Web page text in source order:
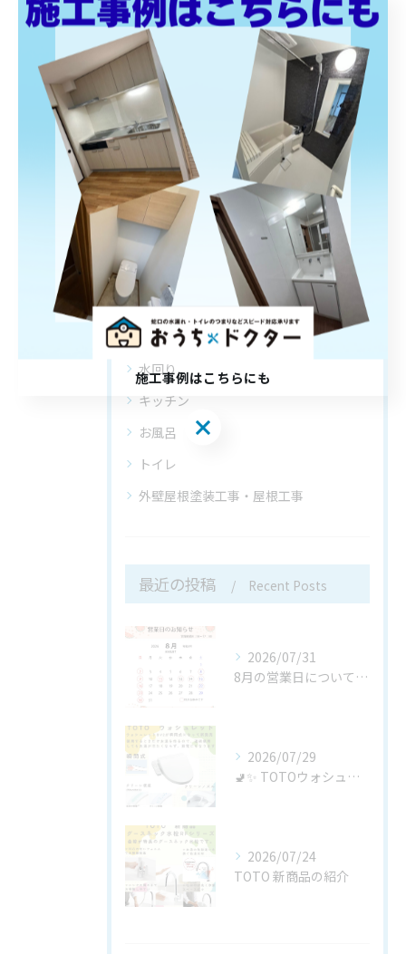
今日は嬉しいニュースがあります🎉
2026/07/08
1 2 3 5 ... 8
カテゴリー Categories
全てのカテゴリー
施工事例
水回り
キッチン
お風呂
トイレ
外壁屋根塗装工事・屋根工事
最近の投稿 Recent Posts
2026/07/31
8月の営業日についてお知らせ
2026/07/29
🚽✨ TOTOウォシュレットBV「TCF2224E」が新発売...
2026/07/24
TOTO 新商品の紹介
施工事例はこちらにも
施工事例はこちらにも